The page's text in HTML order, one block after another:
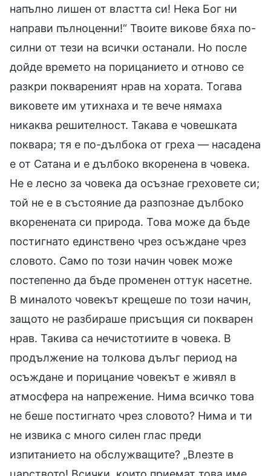
напълно лишен от властта си! Нека Бог ни
направи пълноценни!“ Твоите викове бяха по-
силни от тези на всички останали. Но после
дойде времето на порицанието и отново се
разкри поквареният нрав на хората. Тогава
виковете им утихнаха и те вече нямаха
никаква решителност. Такава е човешката
поквара; тя е по-дълбока от греха — насадена
е от Сатана и е дълбоко вкоренена в човека.
Не е лесно за човека да осъзнае греховете си;
той не е в състояние да разпознае дълбоко
вкоренената си природа. Това може да бъде
постигнато единствено чрез осъждане чрез
словото. Само по този начин човек може
постепенно да бъде променен оттук насетне.
В миналото човекът крещеше по този начин,
защото не разбираше присъщия си покварен
нрав. Такива са нечистотиите в човека. В
продължение на толкова дълъг период на
осъждане и порицание човекът е живял в
атмосфера на напрежение. Нима всичко това
не беше постигнато чрез словото? Нима и ти
не извика с много силен глас преди
изпитанието на обслужващите? „Влезте в